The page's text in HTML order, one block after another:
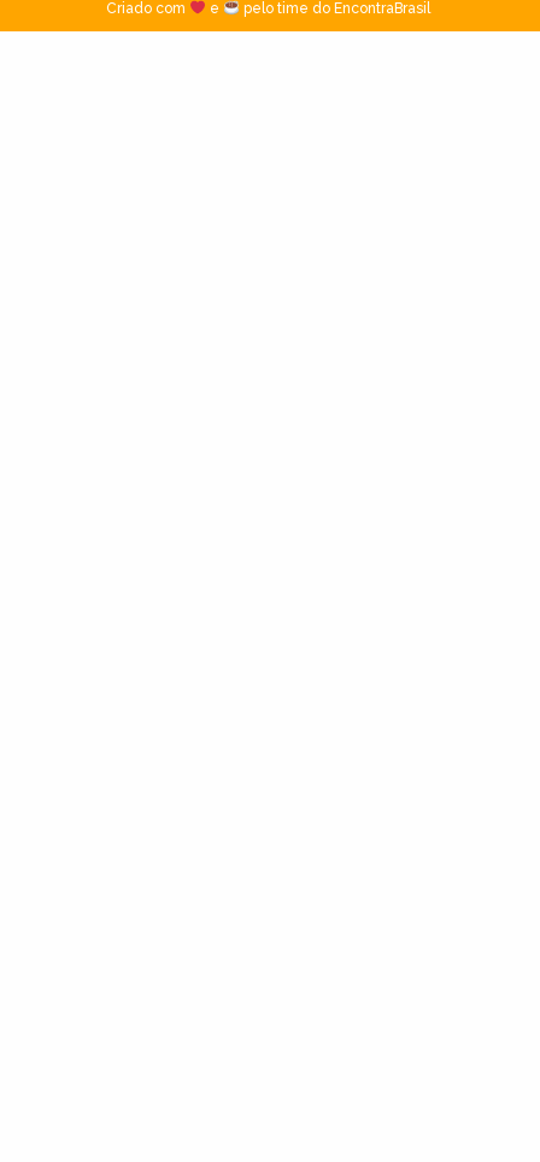
Criado com
e pelo time do EncontraBrasil